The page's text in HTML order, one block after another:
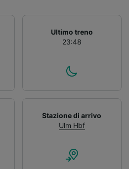
Ultimo treno
23:48
Stazione di arrivo
Ulm Hbf